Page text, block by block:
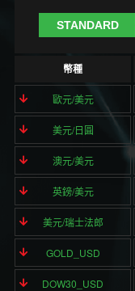
STANDARD
幣種
歐元/美元
美元/日圓
澳元/美元
英鎊/美元
美元/瑞士法郎
GOLD_USD
DOW30_USD